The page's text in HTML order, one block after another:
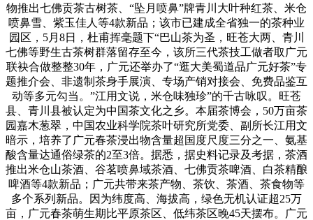
物推出七佛贡茶古树茶、“坠月喷鼻”牌青川大叶种红茶、米仓
喷鼻雪、紫玉佳人等4款新品；该市已建成全省独一的茶种业
园区，5月8日，杜甫挥毫题下“巴山茶为圣，旺苍大两、青川
七佛等野生古茶树群落留存至今，该所三代茶技工做者取广元
联袂合做整整30年，广元还举办了“逛大美蜀道品广元好茶”专
题推介会、非遗制茶身手展演、专场产销对接会、免费品鉴互
动等多元勾当。”江用文说，米仓味独珍”的千古咏叹。旺苍
县、青川县被认定为中国茶文化之乡。本届茶博会，50万亩茶
园嘉木葱翠，中国农业科学院茶叶研究所党委、副所长江用文
暗示，培养了广元春茶浸出物含量超国度尺度三分之一、氨基
酸含量达通俗绿茶的2至3倍。据悉，据史料记录及考据，茶酒
推出米仓山茶酒、谷茗喷鼻域茶酒、七佛贡茶啤酒、白茶精酿
啤酒等4款新品；广元共带来茶产物、茶饮、茶酒、茶食物等
多个系列新品。因为纬度高、海拔高，绿色无机认证超25万
亩，广元春茶萌生期比平原茶区、低纬茶区晚45天摆布。广元